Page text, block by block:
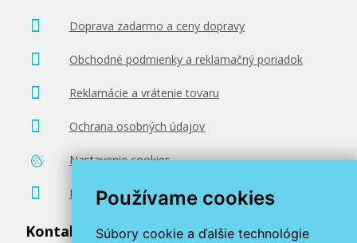
Používame cookies
Súbory cookie a ďalšie technológie
Doprava zadarmo a ceny dopravy
Obchodné podmienky a reklamačný poriadok
Reklamácie a vrátenie tovaru
Ochrana osobných údajov
Nastavenie cookies
Poradenstvo zadarmo
Kontaktujte nás